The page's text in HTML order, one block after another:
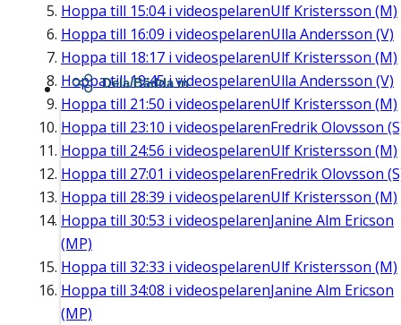
Hoppa till 15:04i videospelarenUlf Kristersson (M)
Hoppa till 16:09 i videospelarenUlla Andersson (V)
Hoppa till 18:17 i videospelarenUlf Kristersson (M)
Hoppa till19:45i videospelarenUlla Andersson (V)
Hoppa till 21:50 i videospelarenUlf Kristersson (M)
Hoppa till 23:10 i videospelarenFredrik Olovsson
Hoppa till 24:56 i videospelarenUlf Kristersson (M)
Hoppa till 27:01 i videospelarenFredrik Olovsson
Hoppa till 28:39 i videospelarenUlf Kristersson (M)
Hoppa till 30:53 i videospelarenJanine Alm Ericson
(MP)
Hoppa till 32:33 i videospelarenUlf Kristersson (M)
Hoppa till 34:08 i videospelarenJanine Alm Ericson
(MP)
Dela/Bädda in